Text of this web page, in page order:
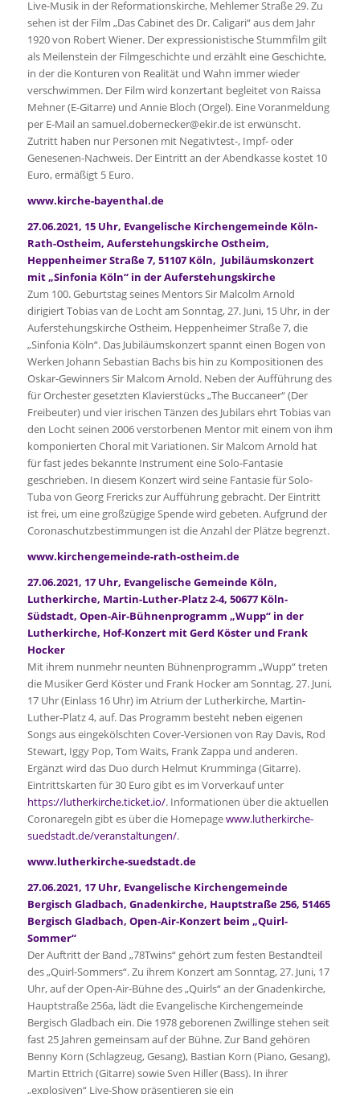
Live-Musik in der Reformationskirche, Mehlemer Straße 29. Zu
sehen ist der Film „Das Cabinet des Dr. Caligari“ aus dem Jahr
1920 von Robert Wiener. Der expressionistische Stummfilm gilt
als Meilenstein der Filmgeschichte und erzählt eine Geschichte,
in der die Konturen von Realität und Wahn immer wieder
verschwimmen. Der Film wird konzertant begleitet von Raissa
Mehner (E-Gitarre) und Annie Bloch (Orgel). Eine Voranmeldung
per E-Mail an samuel.dobernecker@ekir.de ist erwünscht.
Zutritt haben nur Personen mit Negativtest-, Impf- oder
Genesenen-Nachweis. Der Eintritt an der Abendkasse kostet 10
Euro, ermäßigt 5 Euro.
www.kirche-bayenthal.de
27.06.2021, 15 Uhr, Evangelische Kirchengemeinde Köln-
Rath-Ostheim, Auferstehungskirche Ostheim,
Heppenheimer Straße 7, 51107 Köln, Jubiläumskonzert
mit „Sinfonia Köln“ in der Auferstehungskirche
Zum 100. Geburtstag seines Mentors Sir Malcolm Arnold
dirigiert Tobias van de Locht am Sonntag, 27. Juni, 15 Uhr, in der
Auferstehungskirche Ostheim, Heppenheimer Straße 7, die
„Sinfonia Köln“. Das Jubiläumskonzert spannt einen Bogen von
Werken Johann Sebastian Bachs bis hin zu Kompositionen des
Oskar-Gewinners Sir Malcom Arnold. Neben der Aufführung des
für Orchester gesetzten Klavierstücks „The Buccaneer“ (Der
Freibeuter) und vier irischen Tänzen des Jubilars ehrt Tobias van
den Locht seinen 2006 verstorbenen Mentor mit einem von ihm
komponierten Choral mit Variationen. Sir Malcom Arnold hat
für fast jedes bekannte Instrument eine Solo-Fantasie
geschrieben. In diesem Konzert wird seine Fantasie für Solo-
Tuba von Georg Frericks zur Aufführung gebracht. Der Eintritt
ist frei, um eine großzügige Spende wird gebeten. Aufgrund der
Coronaschutzbestimmungen ist die Anzahl der Plätze begrenzt.
www.kirchengemeinde-rath-ostheim.de
27.06.2021, 17 Uhr, Evangelische Gemeinde Köln,
Lutherkirche, Martin-Luther-Platz 2-4, 50677 Köln-
Südstadt, Open-Air-Bühnenprogramm „Wupp“ in der
Lutherkirche, Hof-Konzert mit Gerd Köster und Frank
Hocker
Mit ihrem nunmehr neunten Bühnenprogramm „Wupp“ treten
die Musiker Gerd Köster und Frank Hocker am Sonntag, 27. Juni,
17 Uhr (Einlass 16 Uhr) im Atrium der Lutherkirche, Martin-
Luther-Platz 4, auf. Das Programm besteht neben eigenen
Songs aus eingekölschten Cover-Versionen von Ray Davis, Rod
Stewart, Iggy Pop, Tom Waits, Frank Zappa und anderen.
Ergänzt wird das Duo durch Helmut Krumminga (Gitarre).
Eintrittskarten für 30 Euro gibt es im Vorverkauf unter
https://lutherkirche.ticket.io/. Informationen über die aktuellen
Coronaregeln gibt es über die Homepagewww.lutherkirche-
suedstadt.de/veranstaltungen/.
www.lutherkirche-suedstadt.de
27.06.2021, 17 Uhr, Evangelische Kirchengemeinde
Bergisch Gladbach, Gnadenkirche, Hauptstraße 256, 51465
Bergisch Gladbach, Open-Air-Konzert beim „Quirl-
Sommer“
Der Auftritt der Band „78Twins“ gehört zum festen Bestandteil
des „Quirl-Sommers“. Zu ihrem Konzert am Sonntag, 27. Juni, 17
Uhr, auf der Open-Air-Bühne des „Quirls“ an der Gnadenkirche,
Hauptstraße 256a, lädt die Evangelische Kirchengemeinde
Bergisch Gladbach ein. Die 1978 geborenen Zwillinge stehen seit
fast 25 Jahren gemeinsam auf der Bühne. Zur Band gehören
Benny Korn (Schlagzeug, Gesang), Bastian Korn (Piano, Gesang),
Martin Ettrich (Gitarre) sowie Sven Hiller (Bass). In ihrer
„explosiven“ Live-Show präsentieren sie ein